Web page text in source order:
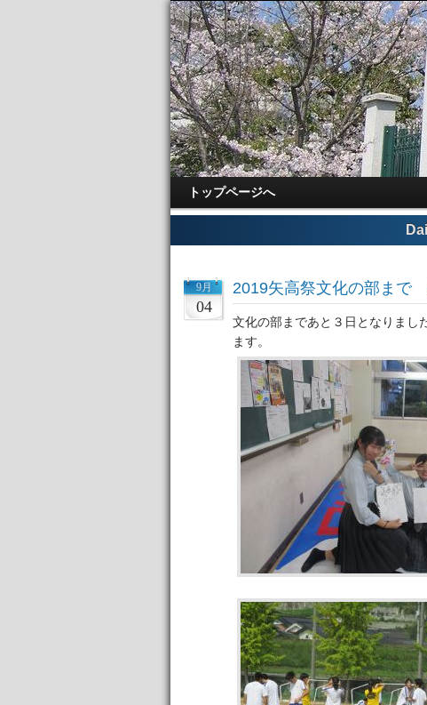
トップページへ
9月
04
2019矢高祭文化の部まで
文化の部まであと３日となりまし
ます。